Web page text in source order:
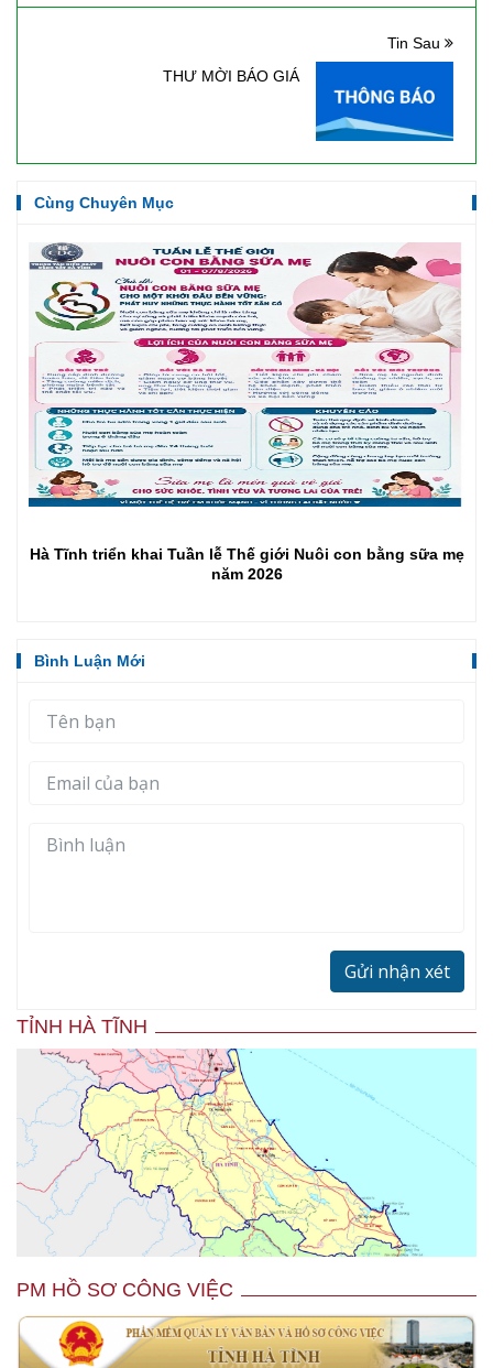
Tin Sau
THƯ MỜI BÁO GIÁ
Cùng Chuyên Mục
Hà Tĩnh triển khai Tuần lễ Thế giới Nuôi con bằng sữa mẹ
năm 2026
Bình Luận Mới
Gửi nhận xét
TỈNH HÀ TĨNH
PM HỒ SƠ CÔNG VIỆC